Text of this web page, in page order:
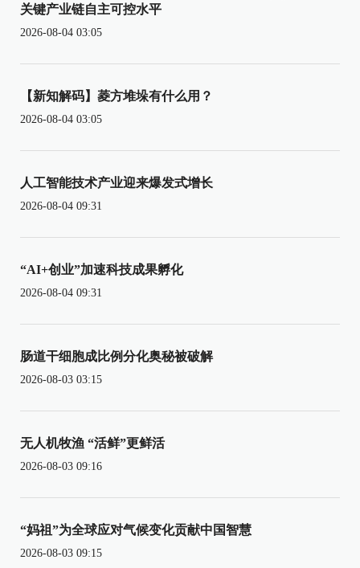
关键产业链自主可控水平
2026-08-04 03:05
【新知解码】菱方堆垛有什么用？
2026-08-04 03:05
人工智能技术产业迎来爆发式增长
2026-08-04 09:31
“AI+创业”加速科技成果孵化
2026-08-04 09:31
肠道干细胞成比例分化奥秘被破解
2026-08-03 03:15
无人机牧渔 “活鲜”更鲜活
2026-08-03 09:16
“妈祖”为全球应对气候变化贡献中国智慧
2026-08-03 09:15